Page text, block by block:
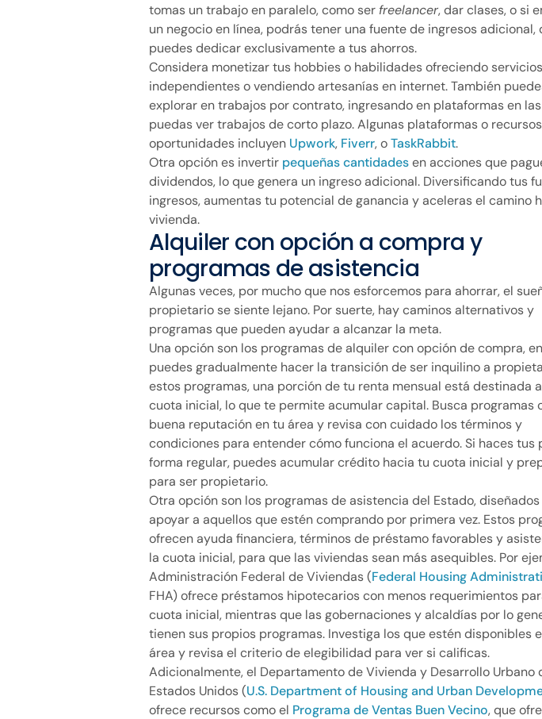
tomas un trabajo en paralelo, como ser freelancer, dar clases, o si
un negocio en línea, podrás tener una fuente de ingresos adicional,
puedes dedicar exclusivamente a tus ahorros.
Considera monetizar tus hobbies o habilidades ofreciendo servicios
independientes o vendiendo artesanías en internet. También
explorar en trabajos por contrato, ingresando en plataformas en
puedas ver trabajos de corto plazo. Algunas plataformas o
oportunidades incluyen Upwork, Fiverr, oTaskRabbit.
Otra opción es invertir pequeñas cantidadesen acciones que
dividendos, lo que genera un ingreso adicional. Diversificando tus
ingresos, aumentas tu potencial de ganancia y aceleras el camino
vivienda.
Alquiler con opción a compra y
programas de asistencia
Algunas veces, por mucho que nos esforcemos para ahorrar, el
propietario se siente lejano. Por suerte, hay caminos alternativos y
programas que pueden ayudar a alcanzar la meta.
Una opción son los programas de alquiler con opción de compra,
puedes gradualmente hacer la transición de ser inquilino a
estos programas, una porción de tu renta mensual está destinada
cuota inicial, lo que te permite acumular capital. Busca programas
buena reputación en tu área y revisa con cuidado los términos y
condiciones para entender cómo funciona el acuerdo. Si haces tus
forma regular, puedes acumular crédito hacia tu cuota inicial y
para ser propietario.
Otra opción son los programas de asistencia del Estado,
apoyar a aquellos que estén comprando por primera vez. Estos
ofrecen ayuda financiera, términos de préstamo favorables y
la cuota inicial, para que las viviendas sean más asequibles. Por
Administración Federal de Viviendas (Federal Housing
FHA) ofrece préstamos hipotecarios con menos requerimientos
cuota inicial, mientras que las gobernaciones y alcaldías por lo
tienen sus propios programas. Investiga los que estén disponibles
área y revisa el criterio de elegibilidad para ver si calificas.
Adicionalmente, el Departamento de Vivienda y Desarrollo Urbano
Estados Unidos (U.S. Department of Housing and Urban
ofrece recursos como el Programa de Ventas Buen Vecino, que